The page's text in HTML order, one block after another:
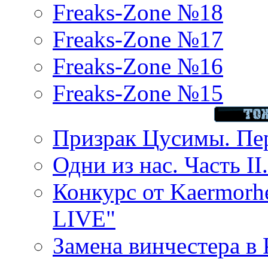
Freaks-Zone №18
Freaks-Zone №17
Freaks-Zone №16
Freaks-Zone №15
Призрак Цусимы.
Одни из нас. Часть
Конкурс от
LIVE"
Замена винчестера